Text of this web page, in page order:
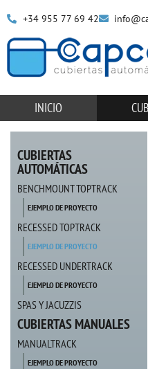
+34 955 77 69 42
INICIO
CUBIERTAS
AUTOMÁTICAS
BENCHMOUNT TOPTRACK
EJEMPLO DE PROYECTO
RECESSED TOPTRACK
EJEMPLO DE PROYECTO
RECESSED UNDERTRACK
EJEMPLO DE PROYECTO
SPAS Y JACUZZIS
CUBIERTAS MANUALES
MANUALTRACK
EJEMPLO DE PROYECTO